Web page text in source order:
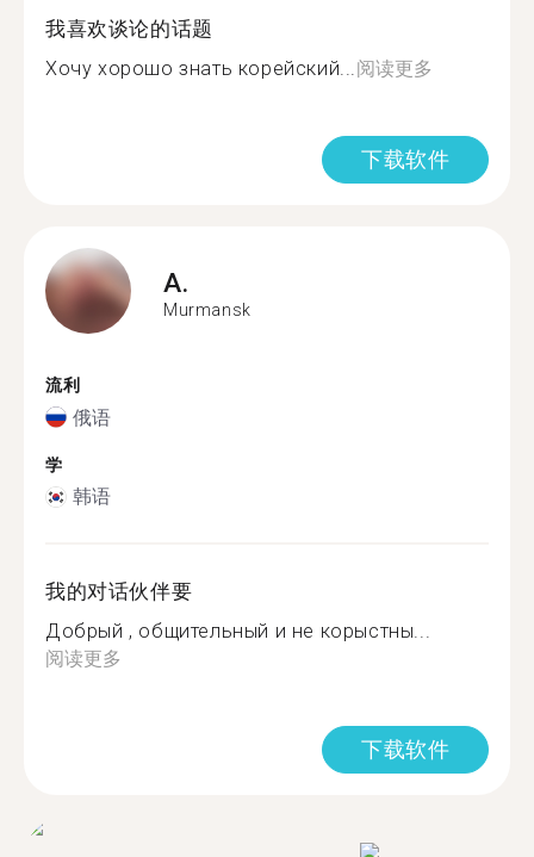
我喜欢谈论的话题
Хочу хорошо знать корейский...阅读更多
下载软件
A.
Murmansk
流利
俄语
学
韩语
我的对话伙伴要
Добрый , общительный и не корыстны...
阅读更多
下载软件